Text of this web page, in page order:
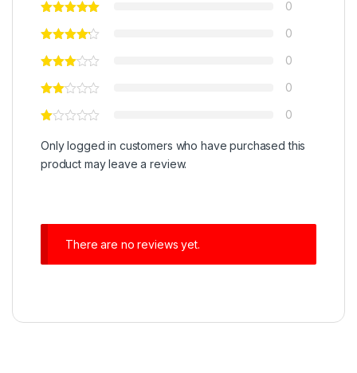
0
0
0
0
0
Only logged in customers who have purchased this
product may leave a review.
There are no reviews yet.